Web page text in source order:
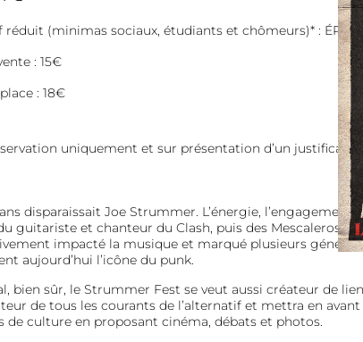
réduit (minimas sociaux, étudiants et chômeurs)* :
: 15€
: 18€
uniquement et sur présentation d’un justificatif)
disparaissait Joe Strummer. L’énergie, l’engagement
guitariste et chanteur du Clash, puis des Mescaleros,
impacté la musique et marqué plusieurs
aujourd’hui l’icône du punk.
bien sûr, le Strummer Fest se veut aussi créateur de
de tous les courants de l’alternatif et mettra en avant
de culture en proposant cinéma, débats et photos.